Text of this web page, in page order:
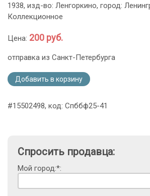
1938, изд-во: Ленгоркино, город:
Коллекционное
Цена: 200 руб.
отправка из Санкт-Петербурга
Добавить в корзину
#15502498, код: Спббф25-41
Спросить продавца:
Мой город:*: